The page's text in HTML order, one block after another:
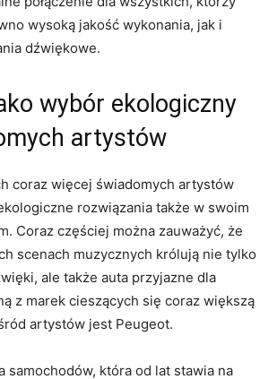
wysoką jakość wykonania, jak i
dźwiękowe.
wybór ekologiczny
artystów
coraz więcej świadomych artystów
rozwiązania ⁤także w swoim
Coraz częściej można zauważyć, że
scenach muzycznych królują nie tylko
ale także auta przyjazne dla
z marek cieszących się coraz większą
artystów jest Peugeot.
samochodów, która ​od lat stawia na